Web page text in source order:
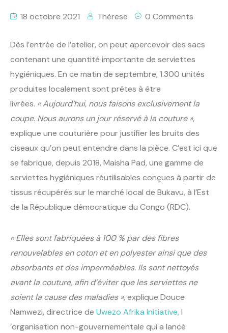
18 octobre 2021 Thèrese 0 Comments
Dès l’entrée de l’atelier, on peut apercevoir des sacs
contenant une quantité importante de serviettes
hygiéniques. En ce matin de septembre, 1.300 unités
produites localement sont prêtes à être
livrées. « Aujourd’hui, nous faisons exclusivement la
coupe. Nous aurons un jour réservé à la couture »,
explique une couturière pour justifier les bruits des
ciseaux qu’on peut entendre dans la pièce. C’est ici que
se fabrique, depuis 2018, Maisha Pad, une gamme de
serviettes hygiéniques réutilisables conçues à partir de
tissus récupérés sur le marché local de Bukavu, à l’Est
de la République démocratique du Congo (RDC).
« Elles sont fabriquées à 100 % par des fibres
renouvelables en coton et en polyester ainsi que des
absorbants et des imperméables. Ils sont nettoyés
avant la couture, afin d’éviter que les serviettes ne
soient la cause des maladies », explique Douce
Namwezi, directrice de Uwezo Afrika Initiative,l
’organisation non-gouvernementale qui a lancé